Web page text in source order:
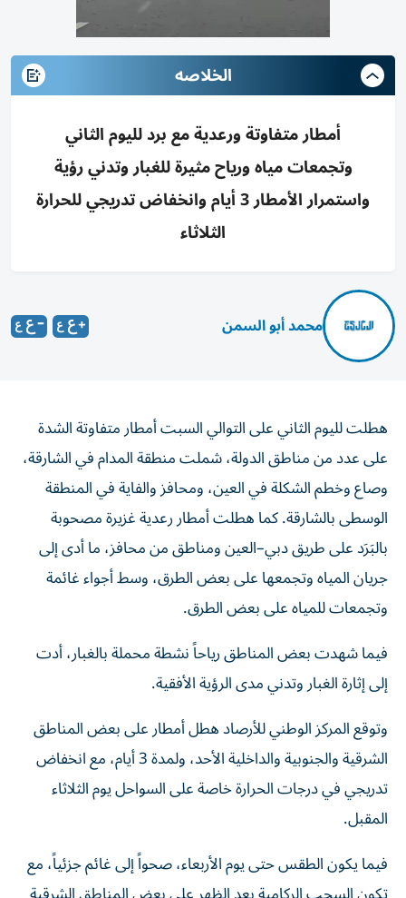
الخلاصه
أمطار متفاوتة ورعدية مع برد لليوم الثاني
وتجمعات مياه ورياح مثيرة للغبار وتدني رؤية
واستمرار الأمطار 3 أيام وانخفاض تدريجي للحرارة
الثلاثاء
محمد أبو السمن
هطلت لليوم الثاني على التوالي السبت أمطار متفاوتة الشدة
على عدد من مناطق الدولة، شملت منطقة المدام في الشارقة،
وصاع وخطم الشكلة في العين، ومحافز والفاية في المنطقة
الوسطى بالشارقة. كما هطلت أمطار رعدية غزيرة مصحوبة
بالبَرَد على طريق دبي–العين ومناطق من محافز، ما أدى إلى
جريان المياه وتجمعها على بعض الطرق، وسط أجواء غائمة
وتجمعات للمياه على بعض الطرق.
فيما شهدت بعض المناطق رياحاً نشطة محملة بالغبار، أدت
إلى إثارة الغبار وتدني مدى الرؤية الأفقية.
وتوقع المركز الوطني للأرصاد هطل أمطار على بعض المناطق
الشرقية والجنوبية والداخلية الأحد، ولمدة 3 أيام، مع انخفاض
تدريجي في درجات الحرارة خاصة على السواحل يوم الثلاثاء
المقبل.
فيما يكون الطقس حتى يوم الأربعاء، صحواً إلى غائم جزئياً، مع